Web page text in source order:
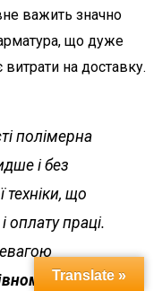
важить значно
що дуже
на доставку.
полімерна
і без
техніки, що
оплату праці.
є її
Translate »